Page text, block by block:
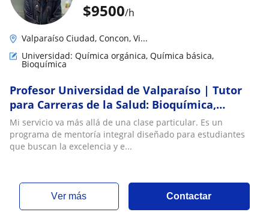
$9500/h
Valparaíso Ciudad, Concon, Vi...
Universidad: Química orgánica, Química básica,
Bioquímica
Profesor Universidad de Valparaíso | Tutor
para Carreras de la Salud: Bioquímica,
Química Orgánica, Farmacología, Fisiología,
Fisiopatología | Vasta experiencia en TEA y
TDA/H
Mi servicio va más allá de una clase particular. Es un
programa de mentoría integral diseñado para estudiantes
que buscan la excelencia y e...
ver más Contactar